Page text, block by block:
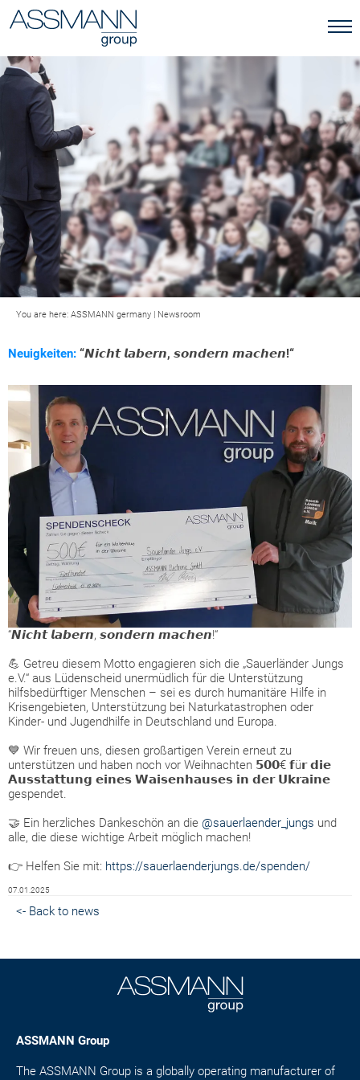
You are here: ASSMANN germany | Newsroom
Neuigkeiten: “𝙉𝙞𝙘𝙝𝙩 𝙡𝙖𝙗𝙚𝙧𝙣, 𝙨𝙤𝙣𝙙𝙚𝙧𝙣 𝙢𝙖𝙘𝙝𝙚𝙣!“
“𝙉𝙞𝙘𝙝𝙩 𝙡𝙖𝙗𝙚𝙧𝙣, 𝙨𝙤𝙣𝙙𝙚𝙧𝙣 𝙢𝙖𝙘𝙝𝙚𝙣!“
💪 Getreu diesem Motto engagieren sich die „Sauerländer Jungs
e.V.“ aus Lüdenscheid unermüdlich für die Unterstützung
hilfsbedürftiger Menschen – sei es durch humanitäre Hilfe in
Krisengebieten, Unterstützung bei Naturkatastrophen oder
Kinder- und Jugendhilfe in Deutschland und Europa.
💙 Wir freuen uns, diesen großartigen Verein erneut zu
unterstützen und haben noch vor Weihnachten 𝟱𝟬𝟬€ 𝗳ü𝗿 𝗱𝗶𝗲
𝗔𝘂𝘀𝘀𝘁𝗮𝘁𝘁𝘂𝗻𝗴 𝗲𝗶𝗻𝗲𝘀 𝗪𝗮𝗶𝘀𝗲𝗻𝗵𝗮𝘂𝘀𝗲𝘀 𝗶𝗻 𝗱𝗲𝗿 𝗨𝗸𝗿𝗮𝗶𝗻𝗲
gespendet.
🤝 Ein herzliches Dankeschön an die @sauerlaender_jungs und
alle, die diese wichtige Arbeit möglich machen!
👉 Helfen Sie mit: https://sauerlaenderjungs.de/spenden/
07.01.2025
<- Back to news
ASSMANN Group
The ASSMANN Group is a globally operating manufacturer of